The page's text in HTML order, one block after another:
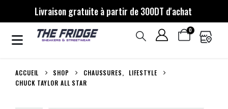
Livraison gratuite à partir de 300DT d'achat
0
ACCUEIL SHOP CHAUSSURES,
LIFESTYLE
CHUCK TAYLOR ALL STAR